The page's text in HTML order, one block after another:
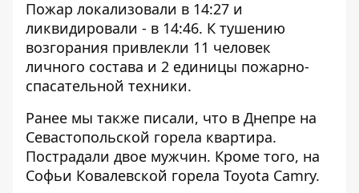
Пожар локализовали в 14:27 и
ликвидировали - в 14:46. К тушению
возгорания привлекли 11 человек
личного состава и 2 единицы пожарно-
спасательной техники.
Ранее мы также писали, что в Днепре на
Севастопольской горела квартира.
Пострадали двое мужчин. Кроме того, на
Софьи Ковалевской горела Toyota Camry.